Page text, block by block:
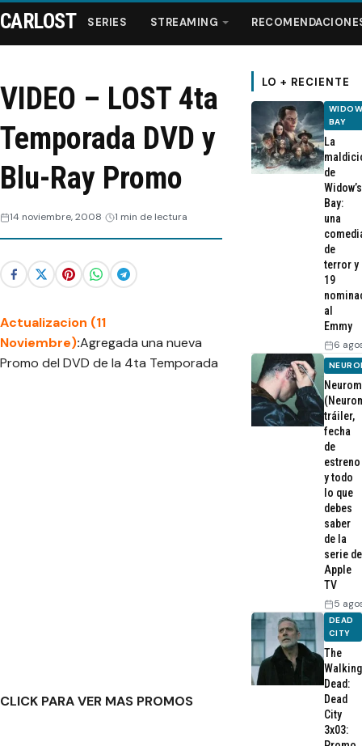
Streaming
Recomendaciones
Videos
CARLOST SERIES STREAMING
VIDEO – LOST 4ta
Temporada DVD y
Blu-Ray Promo
14 noviembre, 2008 1 min de lectura
Actualizacion (11
Noviembre):Agregada una nueva
Promo del DVD de la 4ta Temporada
CLICK PARA VER MAS PROMOS
LO + RECIENTE
BAY
La
de
Widow’s
Bay:
una
de
terror y
19
al
Emmy
6
tráiler,
fecha
de
estreno
y todo
lo que
debes
saber
de la
serie de
Apple
TV
5
DEAD
CITY
The
Walking
Dead:
Dead
City
3x03: